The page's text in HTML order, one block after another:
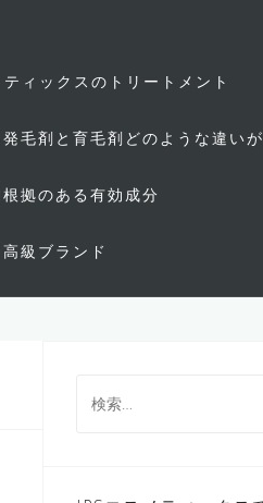
ィックスのトリートメント
発毛剤と育毛剤どのような違い
拠のある有効成分
高級ブランド
索: